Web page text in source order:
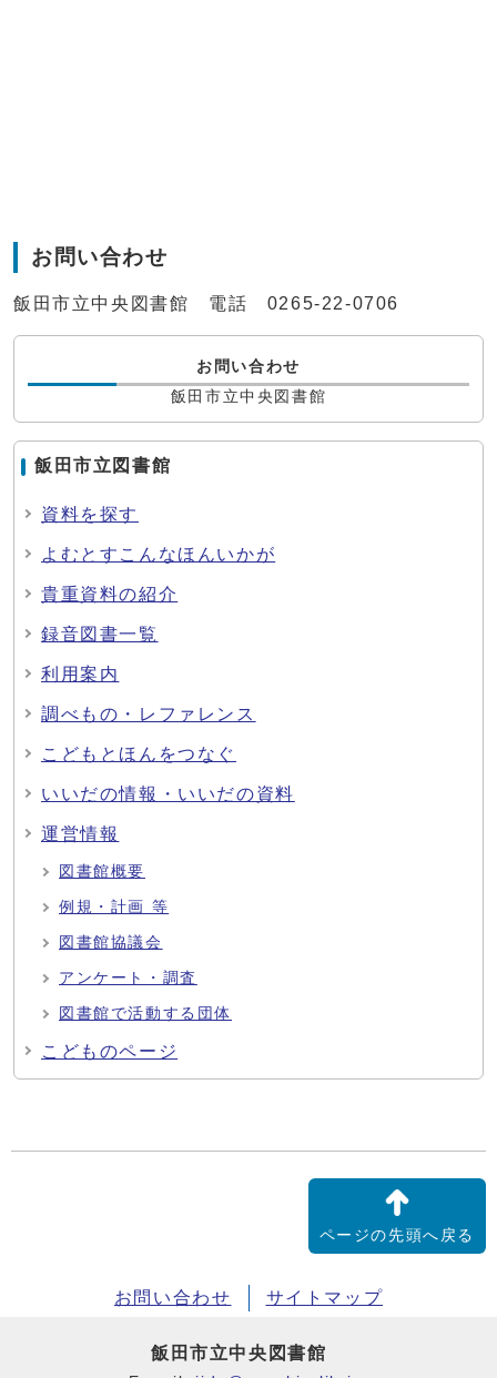
お問い合わせ
飯田市立中央図書館 電話 0265-22-0706
お問い合わせ
飯田市立中央図書館
飯田市立図書館
資料を探す
よむとすこんなほんいかが
貴重資料の紹介
録音図書一覧
利用案内
調べもの・レファレンス
こどもとほんをつなぐ
いいだの情報・いいだの資料
運営情報
図書館概要
例規・計画 等
図書館協議会
アンケート・調査
図書館で活動する団体
こどものページ
ページの先頭へ戻る
お問い合わせ サイトマップ
飯田市立中央図書館